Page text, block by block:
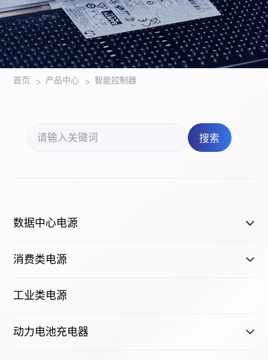
首页 > 产品中心 > 智能控制器
搜索
数据中心电源
消费类电源
工业类电源
动力电池充电器